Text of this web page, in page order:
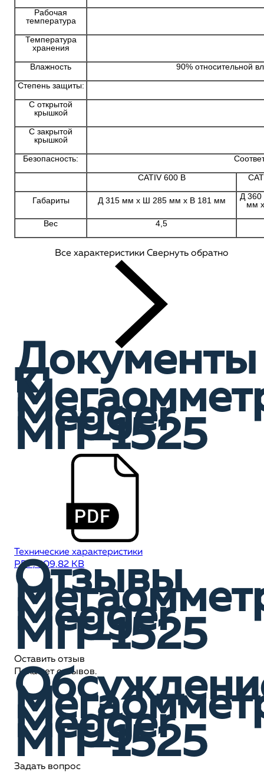
Рабочая
температура
Температура
хранения
Влажность
90% относительной
Степень защиты:
С открытой
крышкой
С закрытой
крышкой
Безопасность:
CATIV 600 В
Габариты Д 315 мм х Ш 285 мм х В 181 мм
Д
мм
Вес
4,5
Все характеристики Свернуть обратно
Документы
к
Megger
MIT-1525
Технические характеристики
PDF, 309,82 KB
Отзывы
Megger
MIT-1525
Оставить отзыв
Пока нет отзывов.
Megger
MIT-1525
Задать вопрос